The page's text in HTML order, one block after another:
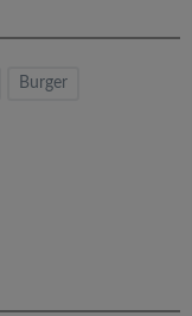
Burger